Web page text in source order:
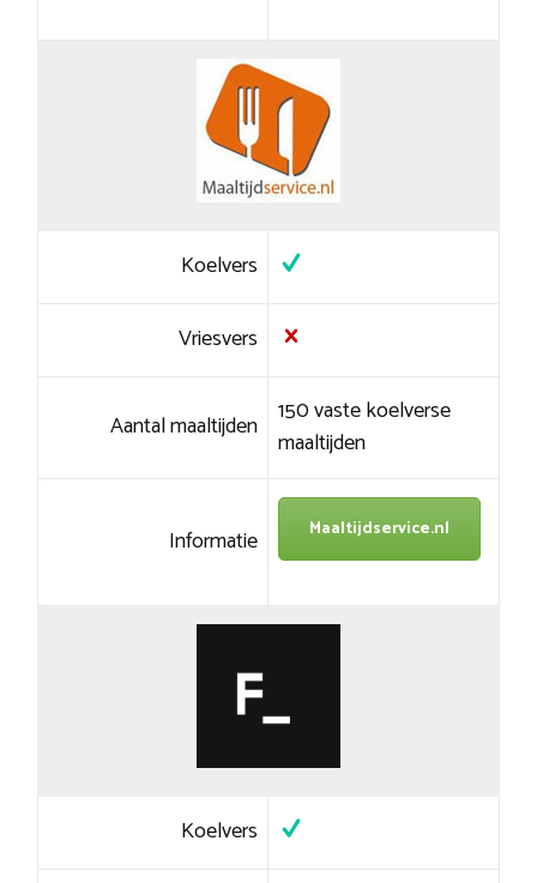
Koelvers
Vriesvers
Aantal maaltijden 150 vaste koelverse
maaltijden
Informatie Maaltijdservice.nl
Koelvers